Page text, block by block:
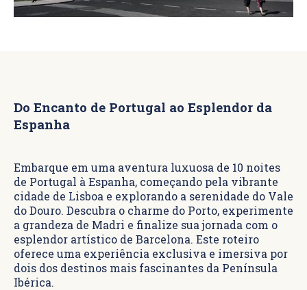
Do Encanto de Portugal ao Esplendor da
Espanha
Embarque em uma aventura luxuosa de 10 noites
de Portugal à Espanha, começando pela vibrante
cidade de Lisboa e explorando a serenidade do Vale
do Douro. Descubra o charme do Porto, experimente
a grandeza de Madri e finalize sua jornada com o
esplendor artístico de Barcelona. Este roteiro
oferece uma experiência exclusiva e imersiva por
dois dos destinos mais fascinantes da Península
Ibérica.